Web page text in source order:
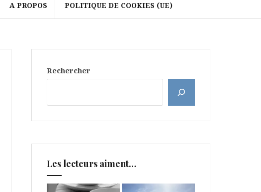
A PROPOS POLITIQUE DE COOKIES (UE)
Rechercher
Les lecteurs aiment…